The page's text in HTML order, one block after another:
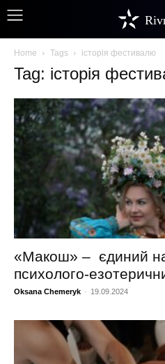
Home Tags історія фестивалю
Tag: історія
«Макош» – єдиний
психолого-
Oksana Chemeryk - 19.09.2024